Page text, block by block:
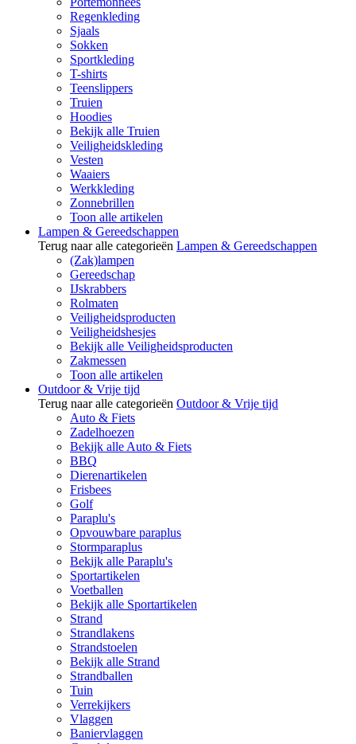
Regenkleding
Sjaals
Sokken
Sportkleding
T-shirts
Teenslippers
Truien
Hoodies
Bekijk alle Truien
Veiligheidskleding
Vesten
Waaiers
Werkkleding
Zonnebrillen
Toon alle artikelen
Lampen & Gereedschappen
Terug naar alle categorieën Lampen & Gereedschappen
(Zak)lampen
Gereedschap
IJskrabbers
Rolmaten
Veiligheidsproducten
Veiligheidshesjes
Bekijk alle Veiligheidsproducten
Zakmessen
Toon alle artikelen
Outdoor & Vrije tijd
Terug naar alle categorieën Outdoor & Vrije tijd
Auto & Fiets
Zadelhoezen
Bekijk alle Auto & Fiets
BBQ
Dierenartikelen
Frisbees
Golf
Paraplu's
Opvouwbare paraplus
Stormparaplus
Bekijk alle Paraplu's
Sportartikelen
Voetballen
Bekijk alle Sportartikelen
Strand
Strandlakens
Strandstoelen
Bekijk alle Strand
Strandballen
Tuin
Verrekijkers
Vlaggen
Baniervlaggen